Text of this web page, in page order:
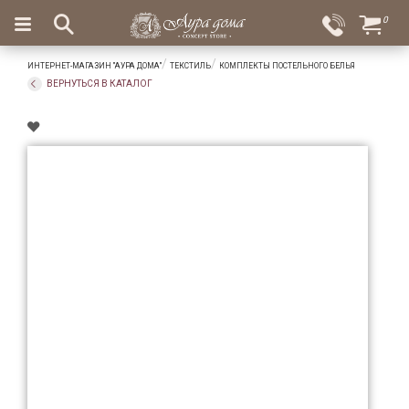
Вход
Избранное
×
Салоны
Доставка
Оплата
Подарки
0
ИНТЕРНЕТ-МАГАЗИН "АУРА ДОМА" ТЕКСТИЛЬ КОМПЛЕКТЫ ПОСТЕЛЬНОГО БЕЛЬЯ
ВЕРНУТЬСЯ В КАТАЛОГ